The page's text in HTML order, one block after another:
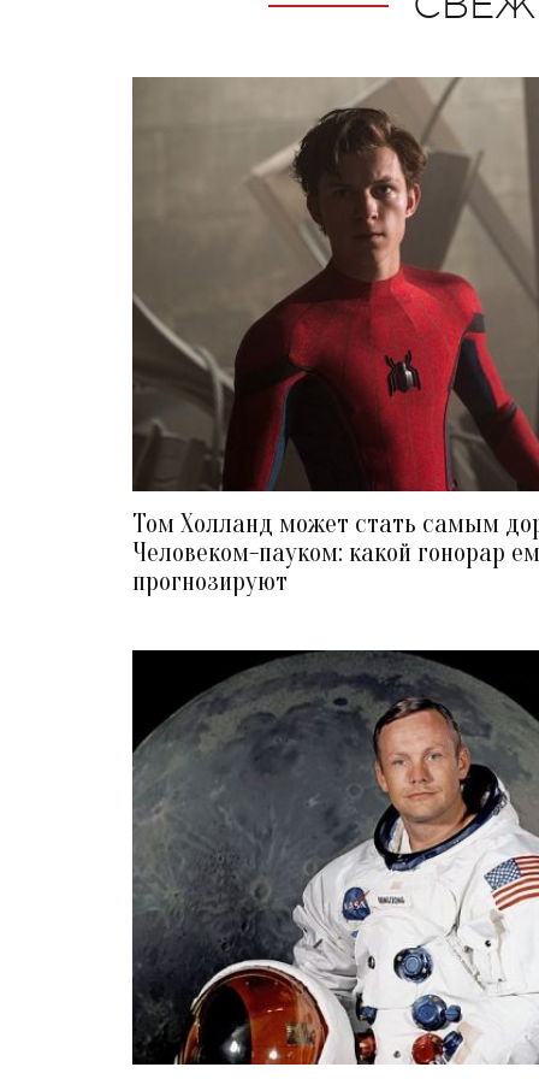
Том Холланд может стать самым
Человеком-пауком: какой гонорар
прогнозируют